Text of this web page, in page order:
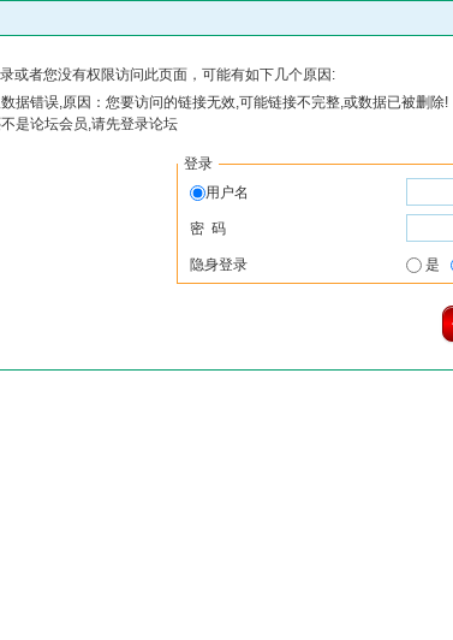
或者您没有权限访问此页面，可能有如下几个原因:
据错误,原因：您要访问的链接无效,可能链接不完整,或数据已被删除!
是论坛会员,请先登录论坛
登录
用户名
密 码
隐身登录 是